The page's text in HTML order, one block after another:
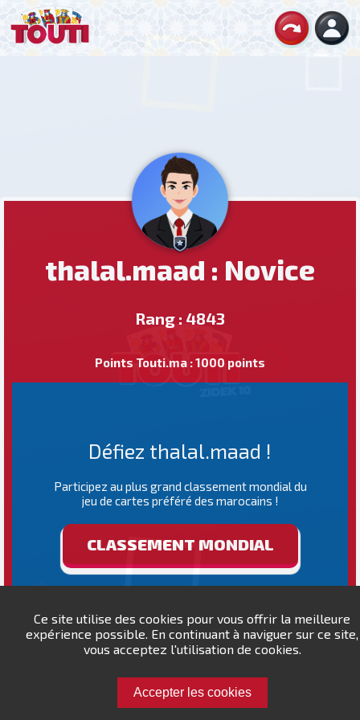
Ce site utilise des cookies pour vous offrir la meilleure
expérience possible. En continuant à naviguer sur ce site,
vous acceptez l'utilisation de cookies.
Accepter les cookies
thalal.maad : Novice
Rang : 4843
Points Touti.ma : 1000 points
Défiez thalal.maad !
Participez au plus grand classement mondial du
jeu de cartes préféré des marocains !
CLASSEMENT MONDIAL